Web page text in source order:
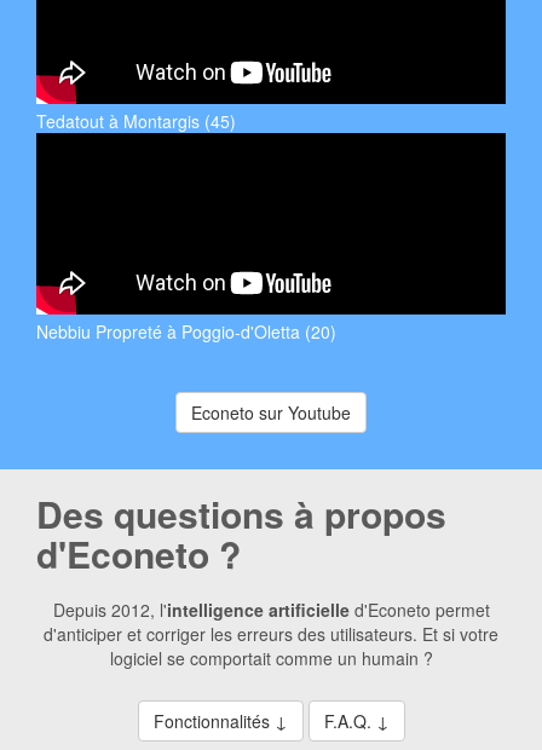
Tedatout à Montargis (45)
Nebbiu Propreté à Poggio-d'Oletta (20)
Econeto sur Youtube
Des questions à propos
d'Econeto ?
Depuis 2012, l'intelligence artificielled'Econeto permet
d'anticiper et corriger les erreurs des utilisateurs. Et si votre
logiciel se comportait comme un humain ?
Fonctionnalités ↓ F.A.Q. ↓